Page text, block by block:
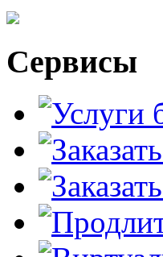
Сервисы